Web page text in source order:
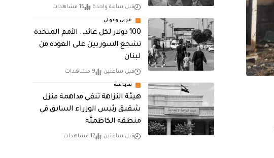
قبل ساعة واحدة 15 مشاهدات
عربي ودولي
100 دولار لكل عائد.. الأمم المتحدة
تشجع السوريين على العودة من
لبنان
قبل ساعتين 9 مشاهدات
سياسة
هيئة النزاهة تنفي مداهمة منزل
شقيق رئيس الوزراء السابق في
منطقة الكاظميَّة
قبل ساعتين 12 مشاهدات